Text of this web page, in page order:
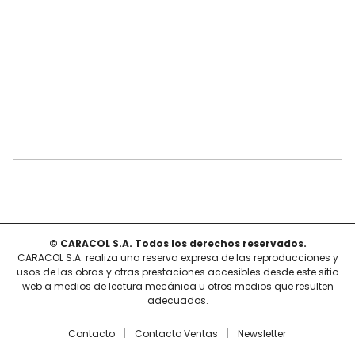
© CARACOL S.A. Todos los derechos reservados.
CARACOL S.A. realiza una reserva expresa de las reproducciones y
usos de las obras y otras prestaciones accesibles desde este sitio
web a medios de lectura mecánica u otros medios que resulten
adecuados.
Contacto Contacto Ventas Newsletter